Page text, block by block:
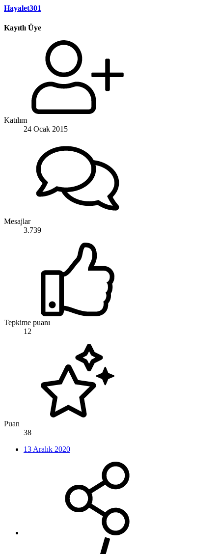
Hayalet301
Kayıtlı Üye
Katılım
24 Ocak 2015
Mesajlar
3.739
Tepkime puanı
12
Puan
38
13 Aralık 2020